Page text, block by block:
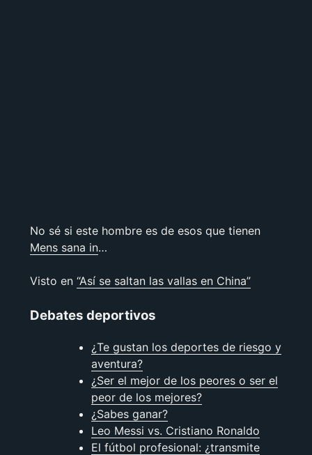
No sé si este hombre es de esos que tienen
Mens sana in…
Visto en “Así se saltan las vallas en China”
Debates deportivos
¿Te gustan los deportes de riesgo y
aventura?
¿Ser el mejor de los peores o ser el
peor de los mejores?
¿Sabes ganar?
Leo Messi vs. Cristiano Ronaldo
El fútbol profesional: ¿transmite